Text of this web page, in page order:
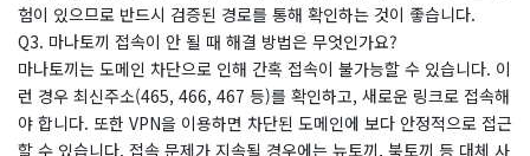
험이 있으므로 반드시 검증된 경로를 통해 확인하는 것이 좋습니다.
Q3. 마나토끼 접속이 안 될 때 해결 방법은 무엇인가요?
마나토끼는 도메인 차단으로 인해 간혹 접속이 불가능할 수 있습니다. 이
런 경우 최신주소(465, 466, 467 등)를 확인하고, 새로운 링크로 접속해
야 합니다. 또한 VPN을 이용하면 차단된 도메인에 보다 안정적으로 접근
할 수 있습니다. 접속 문제가 지속될 경우에는 뉴토끼, 북토끼 등 대체 사